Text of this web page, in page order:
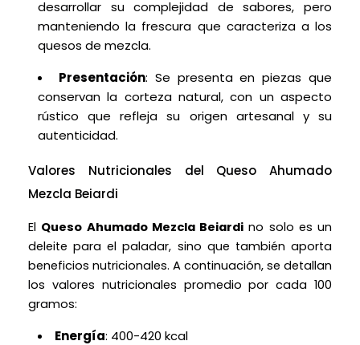
desarrollar su complejidad de sabores, pero
manteniendo la frescura que caracteriza a los
quesos de mezcla.
Presentación: Se presenta en piezas que
conservan la corteza natural, con un aspecto
rústico que refleja su origen artesanal y su
autenticidad.
Valores Nutricionales del Queso Ahumado
Mezcla Beiardi
El Queso Ahumado Mezcla Beiardi no solo es un
deleite para el paladar, sino que también aporta
beneficios nutricionales. A continuación, se detallan
los valores nutricionales promedio por cada 100
gramos:
Energía: 400-420 kcal